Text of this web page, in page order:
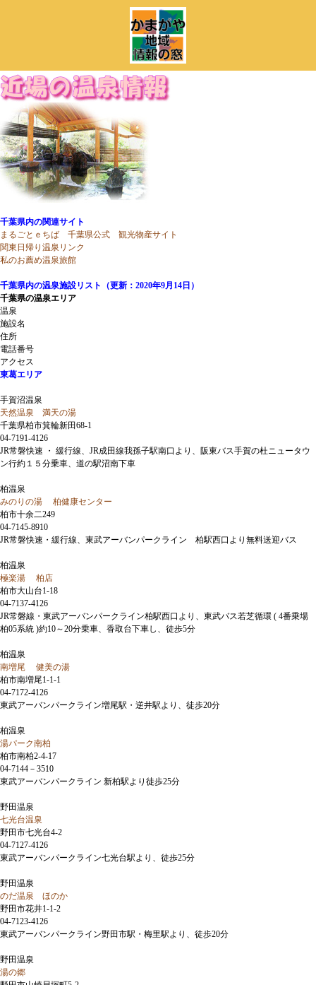
千葉県内の関連サイト
まるごとｅちば 千葉県公式 観光物産サイト
関東日帰り温泉リンク
私のお薦め温泉旅館
千葉県内の温泉施設リスト（更新：2020年9月14日）
千葉県の温泉エリア
温泉
施設名
住所
電話番号
アクセス
東葛エリア
手賀沼温泉
天然温泉 満天の湯
千葉県柏市箕輪新田68-1
04-7191-4126
JR常磐快速 ・ 緩行線、JR成田線我孫子駅南口より、阪東バス手賀の杜ニュータウ
ン行約１５分乗車、道の駅沼南下車
柏温泉
みのりの湯 柏健康センター
柏市十余二249
04-7145-8910
JR常磐快速・緩行線、東武アーバンパークライン 柏駅西口より無料送迎バス
柏温泉
極楽湯 柏店
柏市大山台1-18
04-7137-4126
JR常磐線・東武アーバンパークライン柏駅西口より、東武バス若芝循環 ( 4番乗場
柏05系統 )約10～20分乗車、香取台下車し、徒歩5分
柏温泉
南増尾 健美の湯
柏市南増尾1-1-1
04-7172-4126
東武アーバンパークライン増尾駅・逆井駅より、徒歩20分
柏温泉
湯パーク南柏
柏市南柏2-4-17
04-7144－3510
東武アーバンパークライン 新柏駅より徒歩25分
野田温泉
七光台温泉
野田市七光台4-2
04-7127-4126
東武アーバンパークライン七光台駅より、徒歩25分
野田温泉
のだ温泉 ほのか
野田市花井1-1-2
04-7123-4126
東武アーバンパークライン野田市駅・梅里駅より、徒歩20分
野田温泉
湯の郷